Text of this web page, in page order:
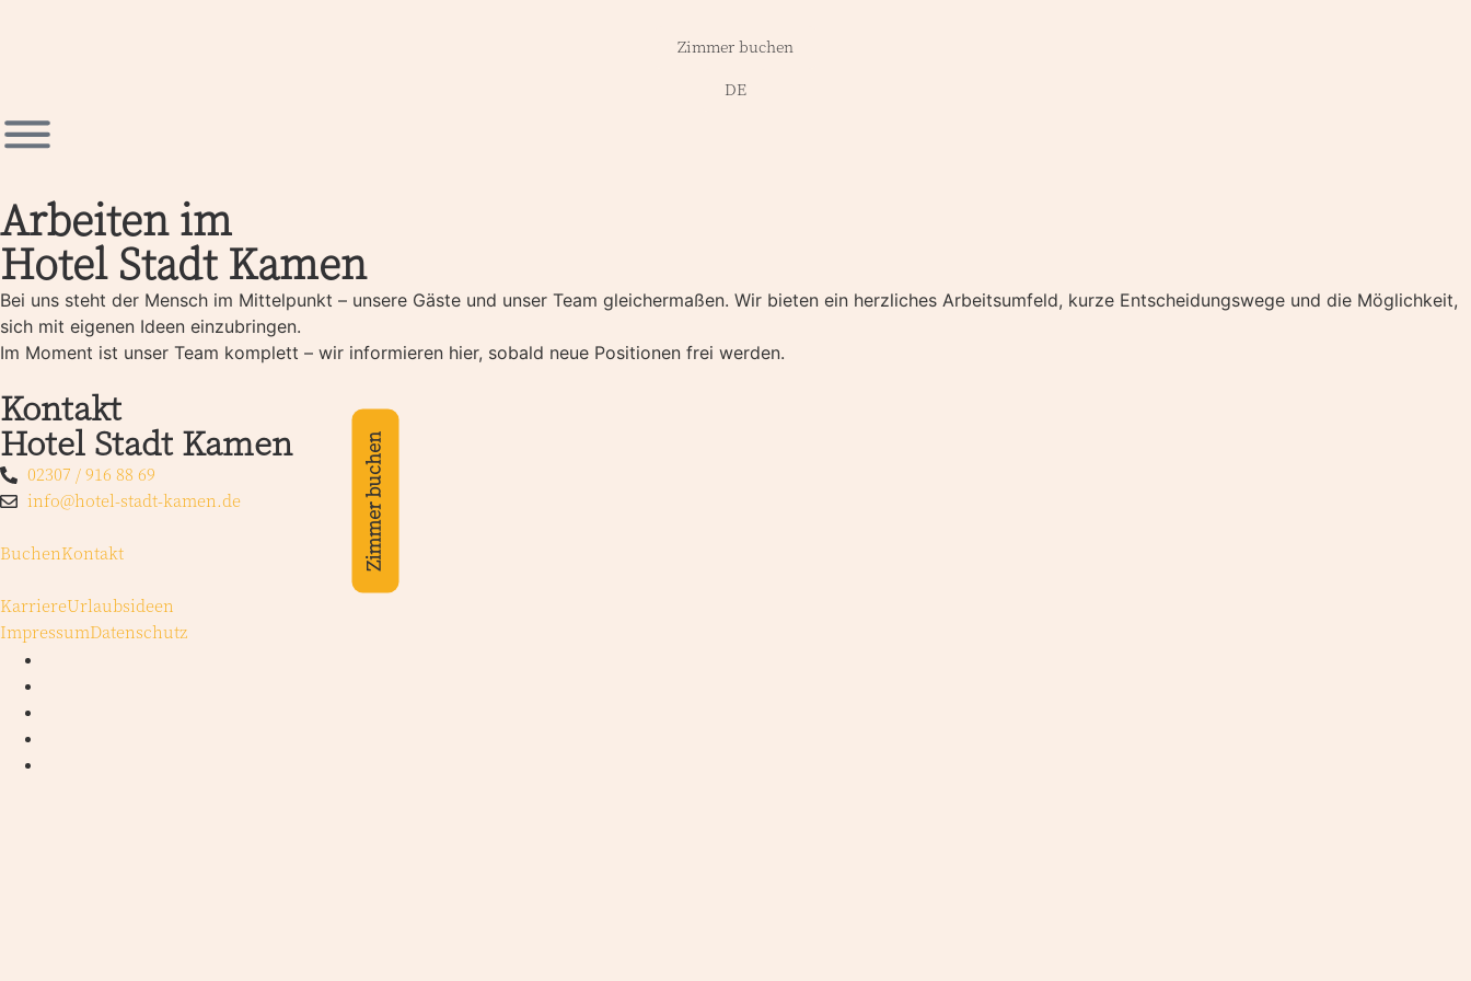
Zimmer buchen
DE
Arbeiten im
Hotel Stadt Kamen
Bei uns steht der Mensch im Mittelpunkt – unsere Gäste und unser Team gleichermaßen. Wir bieten ein herzliches Arbeitsumfeld, kurze Entscheidungswege und die Möglichkeit,
sich mit eigenen Ideen einzubringen.
Im Moment ist unser Team komplett – wir informieren hier, sobald neue Positionen frei werden.
Kontakt
Hotel Stadt Kamen
02307 / 916 88 69
info@hotel-stadt-kamen.de
BuchenKontakt
KarriereUrlaubsideen
ImpressumDatenschutz
Zimmer buchen